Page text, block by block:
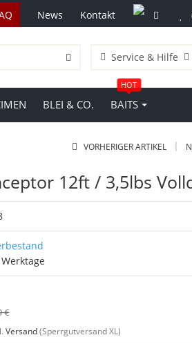
News Kontakt
Service & Hilfe
BLEI & CO. BAITS
HOT
VORHERIGER ARTIKEL |
12ft / 3,5lbs
€
Versand (Sperrgutversand XL)